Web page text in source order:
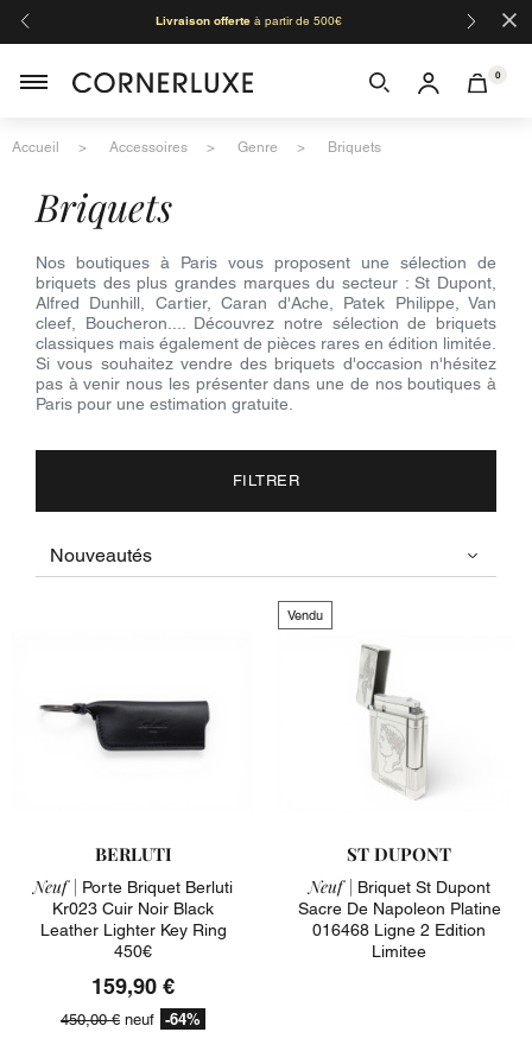
Livraison offerteà partir de 500€ ×
0
Accueil Accessoires Genre Briquets
briquets
Nos boutiques à Paris vous proposent une sélection de
briquets des plus grandes marques du secteur : St Dupont,
Alfred Dunhill, Cartier, Caran d'Ache, Patek Philippe, Van
cleef, Boucheron.... Découvrez notre sélection de briquets
classiques mais également de pièces rares en édition limitée.
Si vous souhaitez vendre des briquets d'occasion n'hésitez
pas à venir nous les présenter dans une de nos boutiques à
Paris pour une estimation gratuite.
FILTRER
BERLUTI
Neuf | Porte Briquet Berluti
Kr023 Cuir Noir Black
Leather Lighter Key Ring
450€
159,90 €
450,00 € neuf -64%
Vendu
ST DUPONT
Neuf | Briquet St Dupont
Sacre De Napoleon Platine
016468 Ligne 2 Edition
Limitee